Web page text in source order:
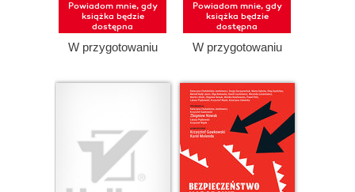
Powiadom mnie, gdy
książka będzie
dostępna
W przygotowaniu
Powiadom mnie, gdy
książka będzie
dostępna
W przygotowaniu